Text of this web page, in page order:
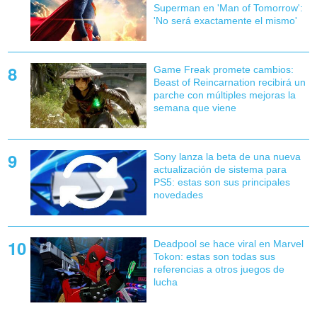
Superman en 'Man of Tomorrow':
'No será exactamente el mismo'
Game Freak promete cambios:
Beast of Reincarnation recibirá un
parche con múltiples mejoras la
semana que viene
Sony lanza la beta de una nueva
actualización de sistema para
PS5: estas son sus principales
novedades
Deadpool se hace viral en Marvel
Tokon: estas son todas sus
referencias a otros juegos de
lucha